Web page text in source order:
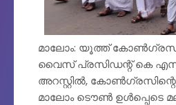
മാലോം: യൂത്ത്
വൈസ് പ്രസിഡന്റ്‌ കെ എസ്‌
അറസ്റ്റിൽ,
മാലോം ടൌൺ ഉൾപ്പെടെ